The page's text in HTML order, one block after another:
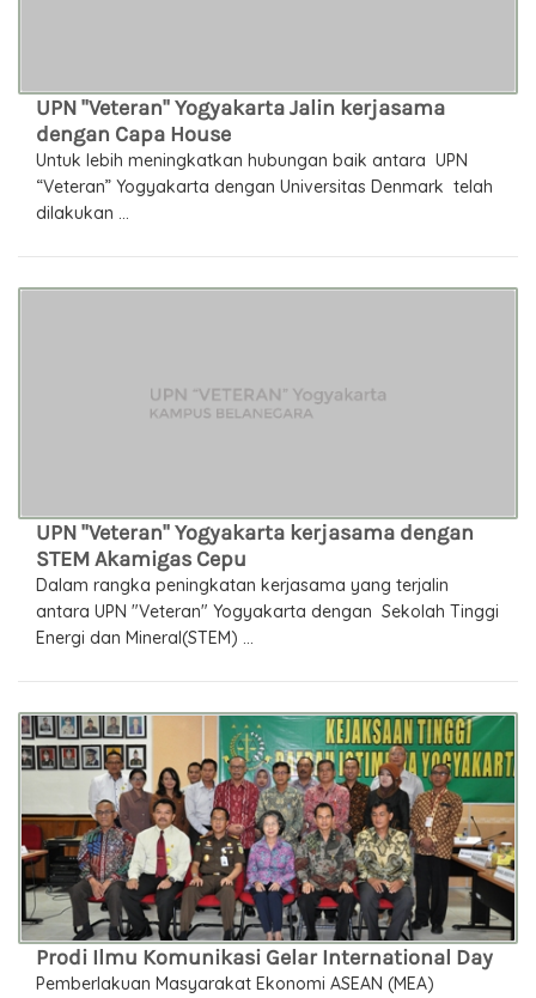
UPN "Veteran" Yogyakarta Jalin kerjasama
dengan Capa House
Untuk lebih meningkatkan hubungan baik antara UPN
“Veteran” Yogyakarta dengan Universitas Denmark telah
dilakukan ...
UPN "Veteran" Yogyakarta kerjasama dengan
STEM Akamigas Cepu
Dalam rangka peningkatan kerjasama yang terjalin
antara UPN "Veteran" Yogyakarta dengan Sekolah Tinggi
Energi dan Mineral(STEM) ...
Prodi Ilmu Komunikasi Gelar International Day
Pemberlakuan Masyarakat Ekonomi ASEAN (MEA)